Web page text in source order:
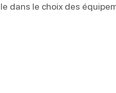
dans le choix des